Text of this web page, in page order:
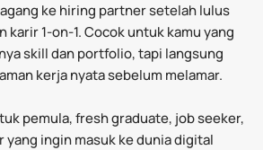
ke hiring partner setelah lulus
karir 1-on-1. Cocok untuk kamu yang
skill dan portfolio, tapi langsung
kerja nyata sebelum melamar.
pemula, fresh graduate, job seeker,
ingin masuk ke dunia digital